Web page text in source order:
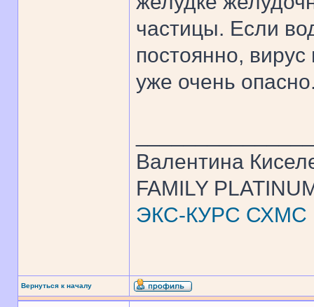
частицы. Если
постоянно,
уже очень
Валентина
FAMILY
ЭКС-КУРС СХМС
Вернуться к началу